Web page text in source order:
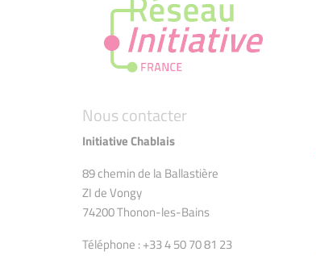
Nous contacter
Initiative Chablais
89 chemin de la Ballastière
ZI de Vongy
74200 Thonon-les-Bains
Téléphone : +33 4 50 70 81 23